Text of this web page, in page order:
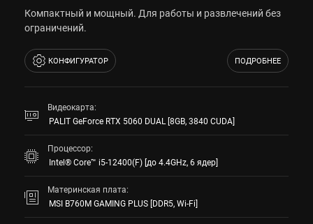
Компактный и мощный. Для работы и развлечений без
ограничений.
КОНФИГУРАТОР ПОДРОБНЕЕ
Видеокарта:
PALIT GeForce RTX 5060 DUAL [8GB, 3840 CUDA]
Процессор:
Intel® Core™ i5-12400(F) [до 4.4GHz, 6 ядер]
Материнская плата:
MSI B760M GAMING PLUS [DDR5, Wi-Fi]